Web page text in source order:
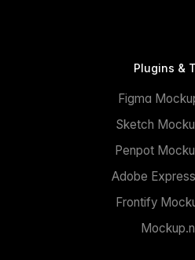
Plugins &
Figma
Sketch
Penpot
Adobe
Frontify